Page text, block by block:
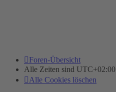
Foren-Übersicht
Alle Zeiten sind UTC+02:00
Alle Cookies löschen